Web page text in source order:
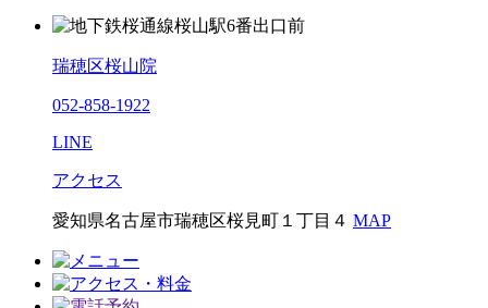
瑞穂区桜山院
052-858-1922
LINE
アクセス
愛知県名古屋市瑞穂区桜見町１丁目４ MAP